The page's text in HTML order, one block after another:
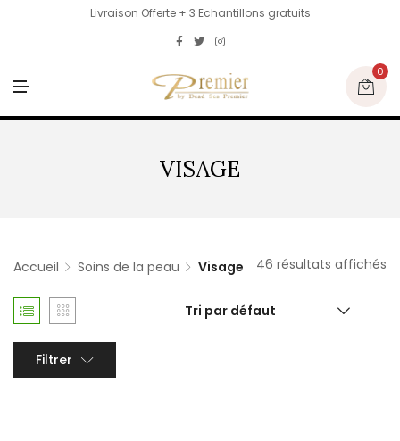
Livraison Offerte + 3 Echantillons gratuits
N
U
0
VISAGE
Accueil Soins de la peau Visage 46 résultats affichés
Tri par défaut
Filtrer